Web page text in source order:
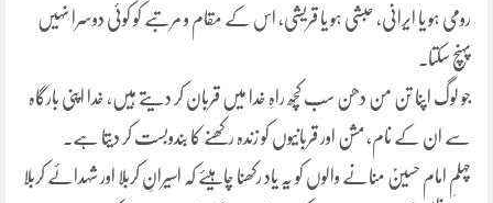
رومی ہو یا ایرانی، حبشی ہو یا قریشی، اس کے مقام و مرتبے کو کوئی دوسرا نہیں
پہنچ سکتا۔
جو لوگ اپنا تن من دھن سب کچھ راہِ خدا میں قربان کر دیتے ہیں، خدا اپنی بارگاہ
سے ان کے نام، مشن اور قربانیوں کو زندہ رکھنے کا بندوبست کر دیتا ہے۔
چہلمِ امام حسینؑ منانے والوں کو یہ یاد رکھنا چاہیئے کہ اسیرانِ کربلا اور شہدائے کربلا